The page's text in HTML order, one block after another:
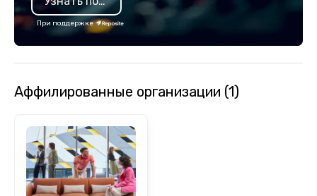
conference
and university games. - Group Trips:
При поддержке
Аффилированные организации (1)